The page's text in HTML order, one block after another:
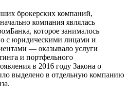
брокерских компаний,
компания являлась
которое занималось
с юридическими лицами и
— оказывало услуги
и портфельного
в 2016 году Закона о
выделено в отдельную компанию